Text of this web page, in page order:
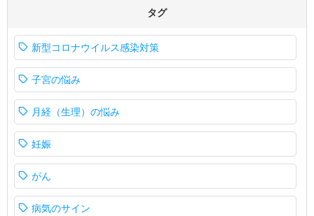
タグ
新型コロナウイルス感染対策
子宮の悩み
月経（生理）の悩み
妊娠
がん
病気のサイン